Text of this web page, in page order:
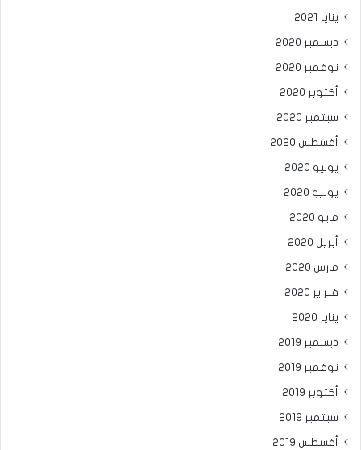
يناير 2021
ديسمبر 2020
نوفمبر 2020
أكتوبر 2020
سبتمبر 2020
أغسطس 2020
يوليو 2020
يونيو 2020
مايو 2020
أبريل 2020
مارس 2020
فبراير 2020
يناير 2020
ديسمبر 2019
نوفمبر 2019
أكتوبر 2019
سبتمبر 2019
أغسطس 2019